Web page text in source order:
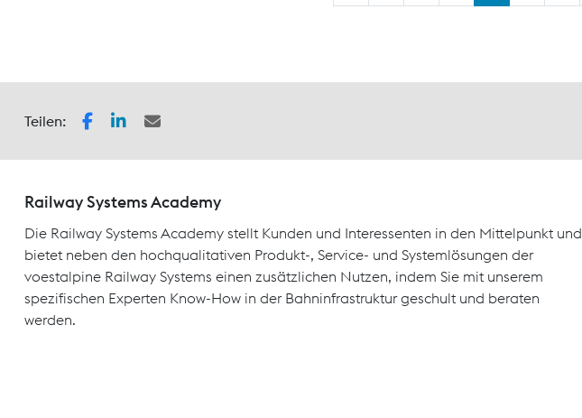
Teilen:
Railway Systems Academy
Die Railway Systems Academy stellt Kunden und Interessenten in den Mittelpunkt und
bietet neben den hochqualitativen Produkt-, Service- und Systemlösungen der
voestalpine Railway Systems einen zusätzlichen Nutzen, indem Sie mit unserem
spezifischen Experten Know-How in der Bahninfrastruktur geschult und beraten
werden.